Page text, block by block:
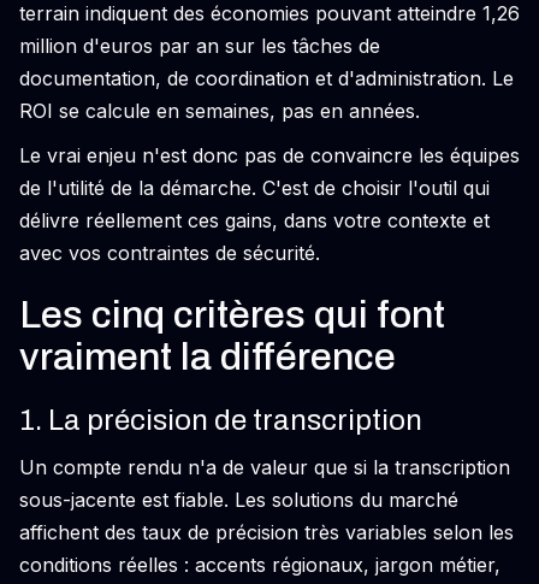
terrain indiquent des économies pouvant atteindre 1,26
million d'euros par an sur les tâches de
documentation, de coordination et d'administration. Le
ROI se calcule en semaines, pas en années.
Le vrai enjeu n'est donc pas de convaincre les équipes
de l'utilité de la démarche. C'est de choisir l'outil qui
délivre réellement ces gains, dans votre contexte et
avec vos contraintes de sécurité.
Les cinq critères qui font
vraiment la différence
1. La précision de transcription
Un compte rendu n'a de valeur que si la transcription
sous-jacente est fiable. Les solutions du marché
affichent des taux de précision très variables selon les
conditions réelles : accents régionaux, jargon métier,